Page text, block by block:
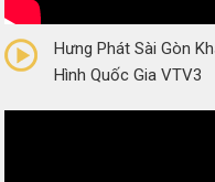
(0 Reviews)
Hưng Phát Sài Gòn
Hình Quốc Gia VTV3